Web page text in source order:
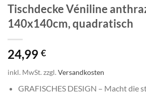
Tischdecke Véniline
140x140cm, quadratisch
24,99 €
inkl. MwSt. zzgl. Versandkosten
GRAFISCHES DESIGN – Macht die